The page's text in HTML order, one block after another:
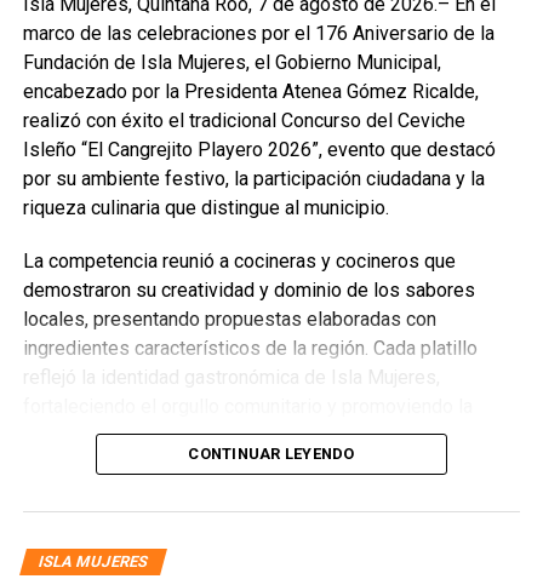
marco de las celebraciones por el 176 Aniversario de la
Fundación de Isla Mujeres, el Gobierno Municipal,
encabezado por la Presidenta Atenea Gómez Ricalde,
realizó con éxito el tradicional Concurso del Ceviche
Isleño “El Cangrejito Playero 2026”, evento que destacó
por su ambiente festivo, la participación ciudadana y la
riqueza culinaria que distingue al municipio.
La competencia reunió a cocineras y cocineros que
demostraron su creatividad y dominio de los sabores
locales, presentando propuestas elaboradas con
ingredientes característicos de la región. Cada platillo
reflejó la identidad gastronómica de Isla Mujeres,
preservación de las tradiciones culinarias que han dado
prestigio al destino.CONTINUAR LEYENDO
ISLA MUJERES